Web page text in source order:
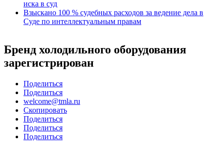
иска в суд
Взыскано 100 % судебных расходов за ведение дела в
Суде по интеллектуальным правам
Бренд холодильного оборудования
зарегистрирован
Поделиться
Поделиться
welcome@tmla.ru
Скопировать
Поделиться
Поделиться
Поделиться